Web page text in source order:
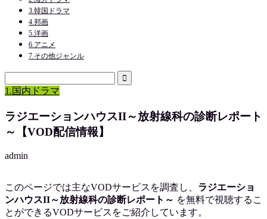
3.韓国ドラマ
4.邦画
5.洋画
6.アニメ
7.その他ジャンル
1.国内ドラマ
ラジエーションハウスII～放射線科の診断レポート
～【VOD配信情報】
admin
このページでは主なVODサービスを調査し、 ラジエーショ
ンハウスII～放射線科の診断レポート～ を無料で視聴するこ
とができるVODサービスをご紹介しています。